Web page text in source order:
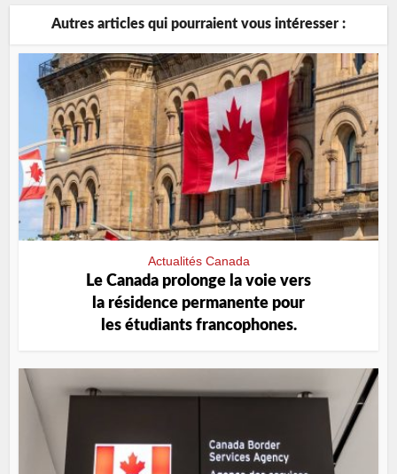
Autres articles qui pourraient vous intéresser :
Actualités Canada
Le Canada prolonge la voie vers
la résidence permanente pour
les étudiants francophones.